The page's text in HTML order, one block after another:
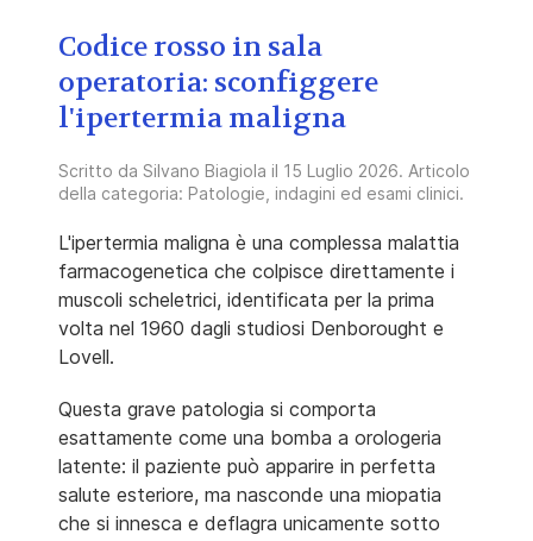
Codice rosso in sala
operatoria: sconfiggere
l'ipertermia maligna
Scritto da Silvano Biagiola il 15 Luglio 2026. Articolo
della categoria: Patologie, indagini ed esami clinici.
L'ipertermia maligna è una complessa malattia
farmacogenetica che colpisce direttamente i
muscoli scheletrici, identificata per la prima
volta nel 1960 dagli studiosi Denborought e
Lovell.
Questa grave patologia si comporta
esattamente come una bomba a orologeria
latente: il paziente può apparire in perfetta
salute esteriore, ma nasconde una miopatia
che si innesca e deflagra unicamente sotto